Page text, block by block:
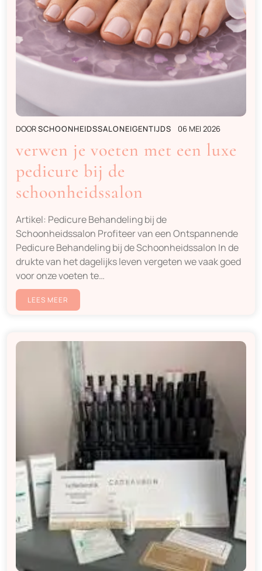
DOORSCHOONHEIDSSALONEIGENTIJDS 06 MEI 2026
verwen je voeten met een luxe
pedicure bij de
schoonheidssalon
Artikel: Pedicure Behandeling bij de
Schoonheidssalon Profiteer van een Ontspannende
Pedicure Behandeling bij de Schoonheidssalon In de
drukte van het dagelijks leven vergeten we vaak goed
voor onze voeten te…
LEES MEER